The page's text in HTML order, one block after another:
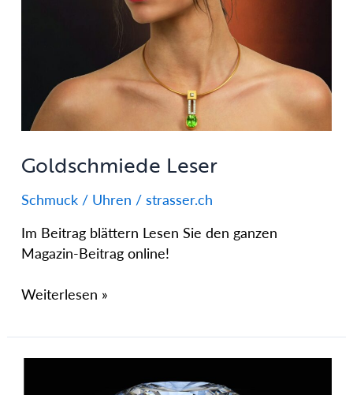
Goldschmiede Leser
Schmuck / Uhren / strasser.ch
Im Beitrag blättern Lesen Sie den ganzen
Magazin-Beitrag online!
Weiterlesen »